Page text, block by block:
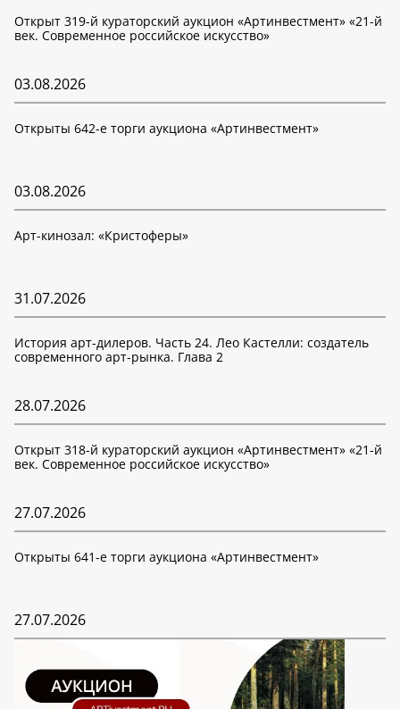
Открыт 319-й кураторский аукцион «Артинвестмент» «21-й
век. Современное российское искусство»
03.08.2026
Открыты 642-е торги аукциона «Артинвестмент»
03.08.2026
Арт-кинозал: «Кристоферы»
31.07.2026
История арт-дилеров. Часть 24. Лео Кастелли: создатель
современного арт-рынка. Глава 2
28.07.2026
Открыт 318-й кураторский аукцион «Артинвестмент» «21-й
век. Современное российское искусство»
27.07.2026
Открыты 641-е торги аукциона «Артинвестмент»
27.07.2026